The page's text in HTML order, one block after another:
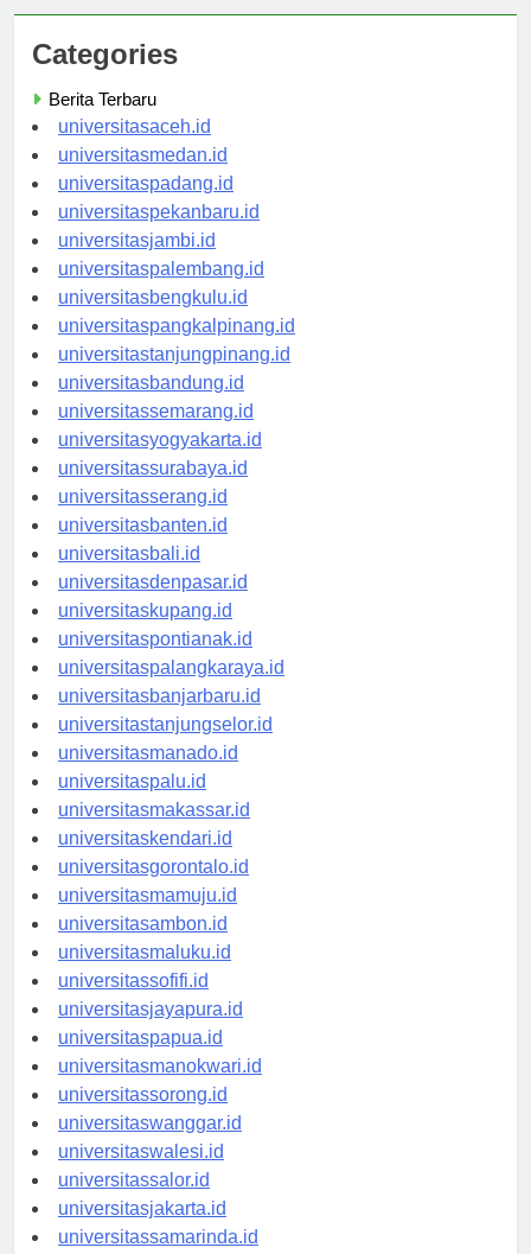
Categories
Berita Terbaru
universitasaceh.id
universitasmedan.id
universitaspadang.id
universitaspekanbaru.id
universitasjambi.id
universitaspalembang.id
universitasbengkulu.id
universitaspangkalpinang.id
universitastanjungpinang.id
universitasbandung.id
universitassemarang.id
universitasyogyakarta.id
universitassurabaya.id
universitasserang.id
universitasbanten.id
universitasbali.id
universitasdenpasar.id
universitaskupang.id
universitaspontianak.id
universitaspalangkaraya.id
universitasbanjarbaru.id
universitastanjungselor.id
universitasmanado.id
universitaspalu.id
universitasmakassar.id
universitaskendari.id
universitasgorontalo.id
universitasmamuju.id
universitasambon.id
universitasmaluku.id
universitassofifi.id
universitasjayapura.id
universitaspapua.id
universitasmanokwari.id
universitassorong.id
universitaswanggar.id
universitaswalesi.id
universitassalor.id
universitasjakarta.id